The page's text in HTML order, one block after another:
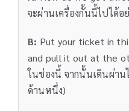
จะผ่านเครื่องกั้นนี้ไปได้อ
B: Put your ticket in
and pull it out at the
ในช่องนี้ จากนั้นเดินผ่าน
ด้านหนึ่ง)